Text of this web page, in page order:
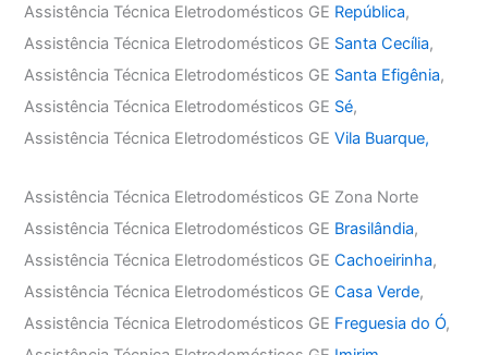
Assistência Técnica Eletrodomésticos GE República,
Assistência Técnica Eletrodomésticos GE Santa Cecília,
Assistência Técnica Eletrodomésticos GE Santa Efigênia,
Assistência Técnica Eletrodomésticos GE Sé,
Assistência Técnica Eletrodomésticos GEVila Buarque,
Assistência Técnica Eletrodomésticos GE Zona Norte
Assistência Técnica Eletrodomésticos GE Brasilândia,
Assistência Técnica Eletrodomésticos GECachoeirinha,
Assistência Técnica Eletrodomésticos GECasa Verde,
Assistência Técnica Eletrodomésticos GE Freguesia do Ó,